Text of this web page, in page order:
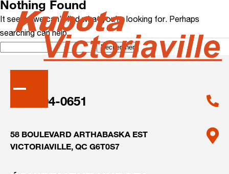
Nothing Found
It seems we can’t find what you’re looking for. Perhaps
searching can help.
819-604-0651
58 BOULEVARD ARTHABASKA EST
VICTORIAVILLE, QC G6T0S7